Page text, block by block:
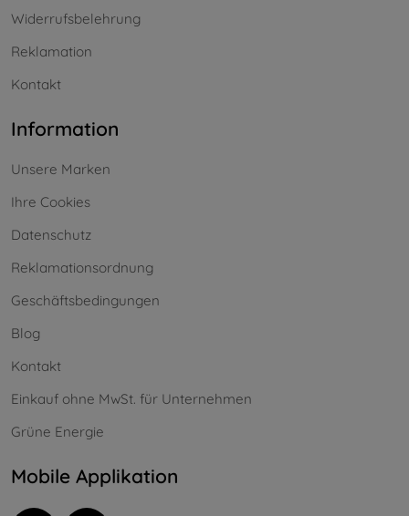
Widerrufsbelehrung
Reklamation
Kontakt
Information
Unsere Marken
Ihre Cookies
Datenschutz
Reklamationsordnung
Geschäftsbedingungen
Blog
Kontakt
Einkauf ohne MwSt. für Unternehmen
Grüne Energie
Mobile Applikation